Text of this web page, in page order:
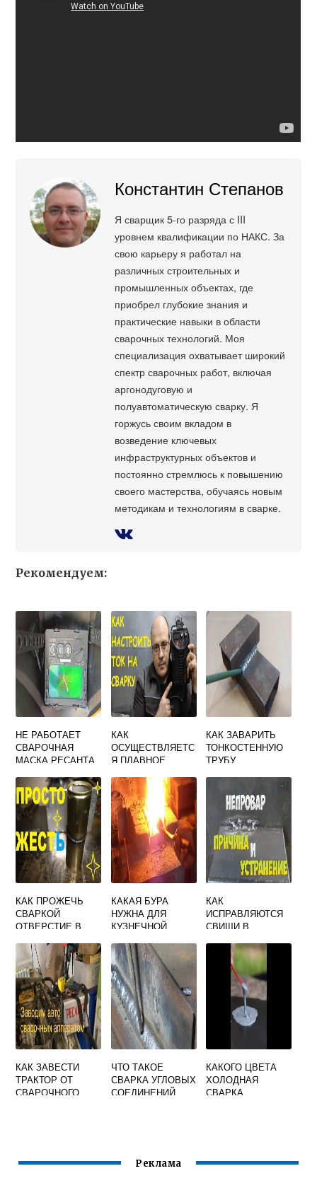
Константин Степанов
Я сварщик 5-го разряда с III
уровнем квалификации по НАКС. За
свою карьеру я работал на
различных строительных и
промышленных объектах, где
приобрел глубокие знания и
практические навыки в области
сварочных технологий. Моя
специализация охватывает широкий
спектр сварочных работ, включая
аргонодуговую и
полуавтоматическую сварку. Я
горжусь своим вкладом в
возведение ключевых
инфраструктурных объектов и
постоянно стремлюсь к повышению
своего мастерства, обучаясь новым
методикам и технологиям в сварке.
Рекомендуем:
НЕ РАБОТАЕТ
СВАРОЧНАЯ
МАСКА РЕСАНТА
КАК
ОСУЩЕСТВЛЯЕТС
Я ПЛАВНОЕ
СИЛЫ ТОКА В
СВАРОЧНОМ
ТРАНСФОРМАТОР
Е
КАК ЗАВАРИТЬ
ТОНКОСТЕННУЮ
ТРУБУ
КАК ПРОЖЕЧЬ
СВАРКОЙ
ОТВЕРСТИЕ В
КАКАЯ БУРА
НУЖНА ДЛЯ
КУЗНЕЧНОЙ
КАК
ИСПРАВЛЯЮТСЯ
СВИЩИ В
КАК ЗАВЕСТИ
ТРАКТОР ОТ
СВАРОЧНОГО
ЧТО ТАКОЕ
СВАРКА УГЛОВЫХ
СОЕДИНЕНИЙ
КАКОГО ЦВЕТА
ХОЛОДНАЯ
СВАРКА
Реклама